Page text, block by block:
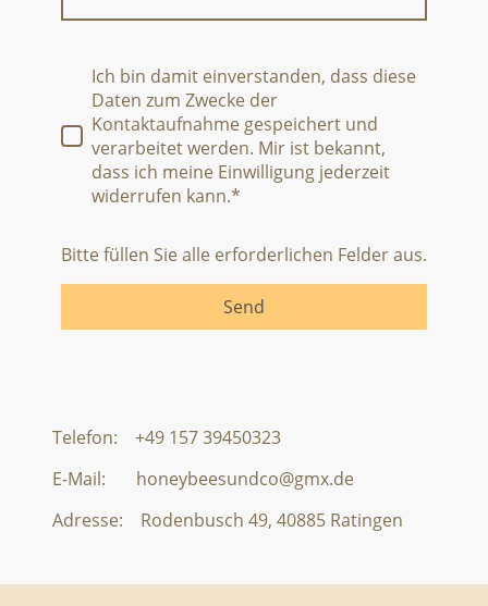
Ich bin damit einverstanden, dass diese
Daten zum Zwecke der
Kontaktaufnahme gespeichert und
verarbeitet werden. Mir ist bekannt,
dass ich meine Einwilligung jederzeit
widerrufen kann.*
Bitte füllen Sie alle erforderlichen Felder aus.
Send
Telefon: +49 157 39450323
E-Mail: honeybeesundco@gmx.de
Adresse: Rodenbusch 49, 40885 Ratingen